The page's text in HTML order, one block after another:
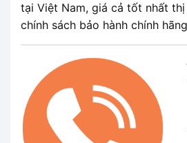
tại Việt Nam, giá cả tốt nhất
chính sách bảo hành chính